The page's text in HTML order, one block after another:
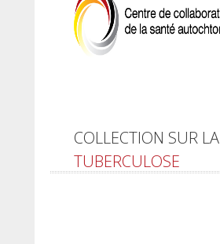
COLLECTION SUR LA
TUBERCULOSE